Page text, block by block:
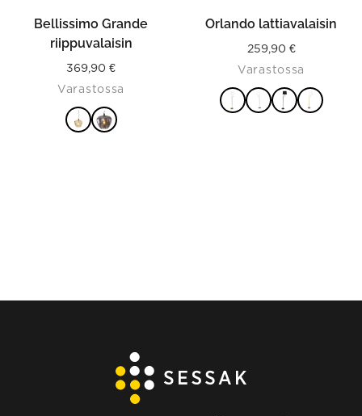
VALITSE
product
page
Bellissimo Grande
riippuvalaisin
369,90 €
Varastossa
product
Orlando lattiavalaisin
259,90 €
Varastossa